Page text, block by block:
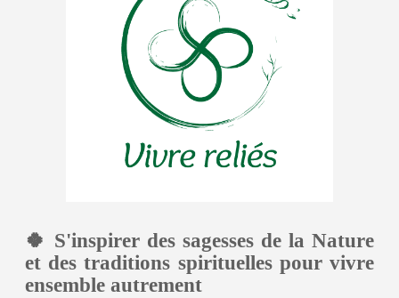
🍀 S'inspirer des sagesses de la Nature
et des traditions spirituelles pour vivre
ensemble autrement